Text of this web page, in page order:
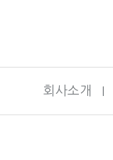
회사소개 I